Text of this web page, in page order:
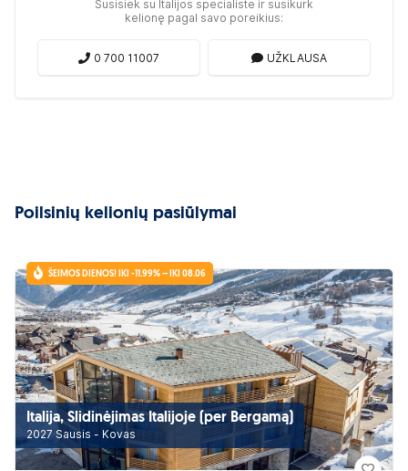
Susisiek su Italijos specialiste ir susikurk
kelionę pagal savo poreikius:
0 700 11007 UŽKLAUSA
Poilsinių kelionių pasiūlymai
ŠEIMOS DIENOS! IKI -11.99% – IKI 08.06
Italija, Slidinėjimas Italijoje (per Bergamą)
2027 Sausis - Kovas